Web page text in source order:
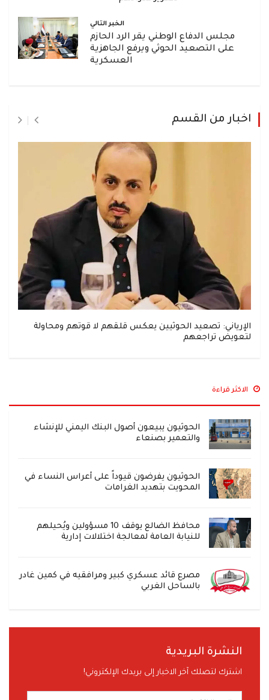
الخبر التالي
مجلس الدفاع الوطني يقر الرد الحازم
على التصعيد الحوثي ويرفع الجاهزية
العسكرية
اخبار من القسم
الإرياني: تصعيد الحوثيين يعكس قلقهم لا قوتهم ومحاولة
لتعويض تراجعهم
الاكثر قراءة
الحوثيون يبيعون أصول البنك اليمني للإنشاء
والتعمير بصنعاء
الحوثيون يفرضون قيوداً على أعراس النساء في
المحويت بتهديد الغرامات
محافظ الضالع يوقف 10 مسؤولين ويُحيلهم
للنيابة العامة لمعالجة اختلالات إدارية
مصرع قائد عسكري كبير ومرافقيه في كمين غادر
بالساحل الغربي
النشرة البريدية
اشترك لتصلك آخر الاخبار إلى بريدك الإلكتروني!